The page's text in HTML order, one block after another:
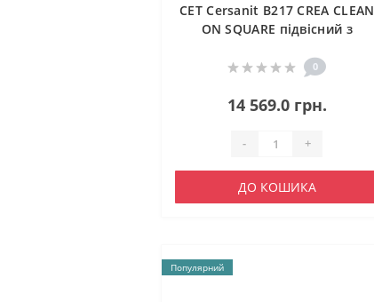
CET Cersanit В217 CREA CLEAN
ON SQUARE підвісний з
SLIM PL
0
14 569.0 грн.
- +
ДО КОШИКА
Популярний